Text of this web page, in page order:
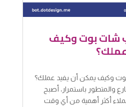
شات بوت وكيف
وكيف يمكن أن يفيد عملك؟
والمتطور باستمرار، أصبح
أكثر أهمية من أي وقت